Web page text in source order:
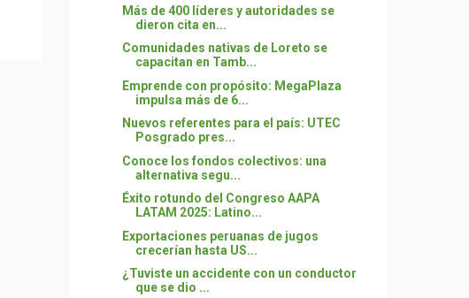
Más de 400 líderes y autoridades se
dieron cita en...
Comunidades nativas de Loreto se
capacitan en Tamb...
Emprende con propósito: MegaPlaza
impulsa más de 6...
Nuevos referentes para el país: UTEC
Posgrado pres...
Conoce los fondos colectivos: una
alternativa segu...
Éxito rotundo del Congreso AAPA
LATAM 2025: Latino...
Exportaciones peruanas de jugos
crecerían hasta US...
¿Tuviste un accidente con un conductor
que se dio ...